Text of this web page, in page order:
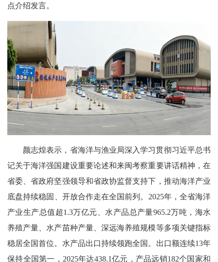
点介绍发言。
颜志煌表示，省海洋与渔业局深入学习贯彻习近平总书
记关于海洋强国建设重要论述和来闽考察重要讲话精神，在
省委、省政府坚强领导和省政协监督支持下，推动海洋产业
底盘持续稳固、开放合作走在全国前列。2025年，全省海洋
产业生产总值超1.3万亿元、水产品总产量965.2万吨，海水
养殖产量、水产苗种产量、深远海养殖规模等多项关键指标
稳居全国首位。水产品出口持续领跑全国。出口额连续13年
保持全国第一，2025年达438.1亿元，产品远销182个国家和